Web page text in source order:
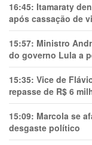
16:45: Itamaraty
após cassação de
15:57: Ministro
do governo Lula a
15:35: Vice de
repasse de R$ 6
15:09: Marcola se
desgaste político